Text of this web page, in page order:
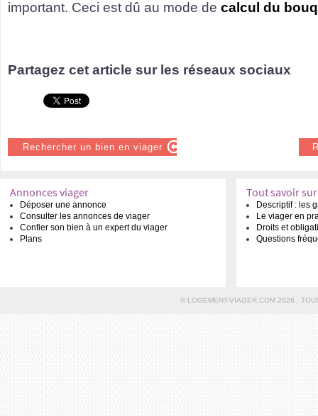
important. Ceci est dû au mode de calcul du
Partagez cet article sur les réseaux sociaux
Rechercher un bien en viager
Annonces viager
Déposer une annonce
Consulter les annonces de viager
Confier son bien à un expert du viager
Plans
Tout savoir
Descriptif : les
Le viager en
Droits et
Questions
© LOGEMENT-VIAGER.COM 2026 .